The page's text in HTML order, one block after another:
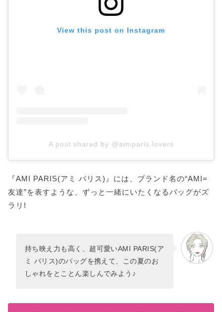
View this post on Instagram
A post shared by @amiparis.lovers
『AMI PARIS(アミ パリス)』には、ブランド名の“AMI=
友達”を表すような、ずっと一緒にいたくなるバッグがズ
ラリ!
持ち映え力も高く、超可愛いAMI PARIS(ア
ミ パリス)のバッグを携えて、この夏のお
しゃれをとことん楽しんでみよう♪